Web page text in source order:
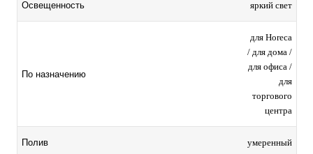
Освещенность яркий свет
По назначению
для Horeca
/ для дома /
для офиса /
для
торгового
центра
Полив умеренный